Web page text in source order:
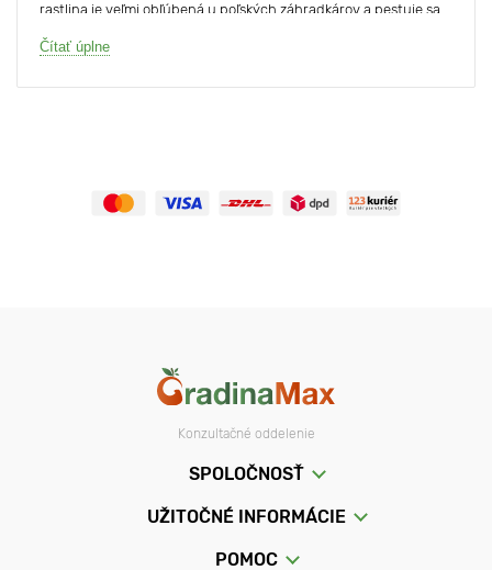
rastlina je veľmi obľúbená u poľských záhradkárov a pestuje sa
pôdy, preto sa často pestujú spoločne.
Liečivé vlastnosti brusníc
kardiovaskulárny systém a je tiež prírodným antioxidantom.
cystitídy a zápalu močových ciest, ako aj v iných situáciách, keď
Čučoriedka je často súčasťou zložených liekov na liečbu
neho robí výbornú voľbu pre tých, ktorí sa obávajú o svoju
Čítať úplne
Konzultačné oddelenie
SPOLOČNOSŤ
UŽITOČNÉ INFORMÁCIE
POMOC